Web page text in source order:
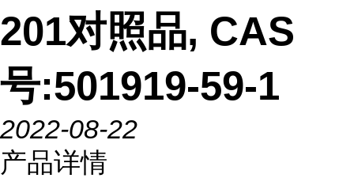
201对照品, CAS
号:501919-59-1
2022-08-22
产品详情